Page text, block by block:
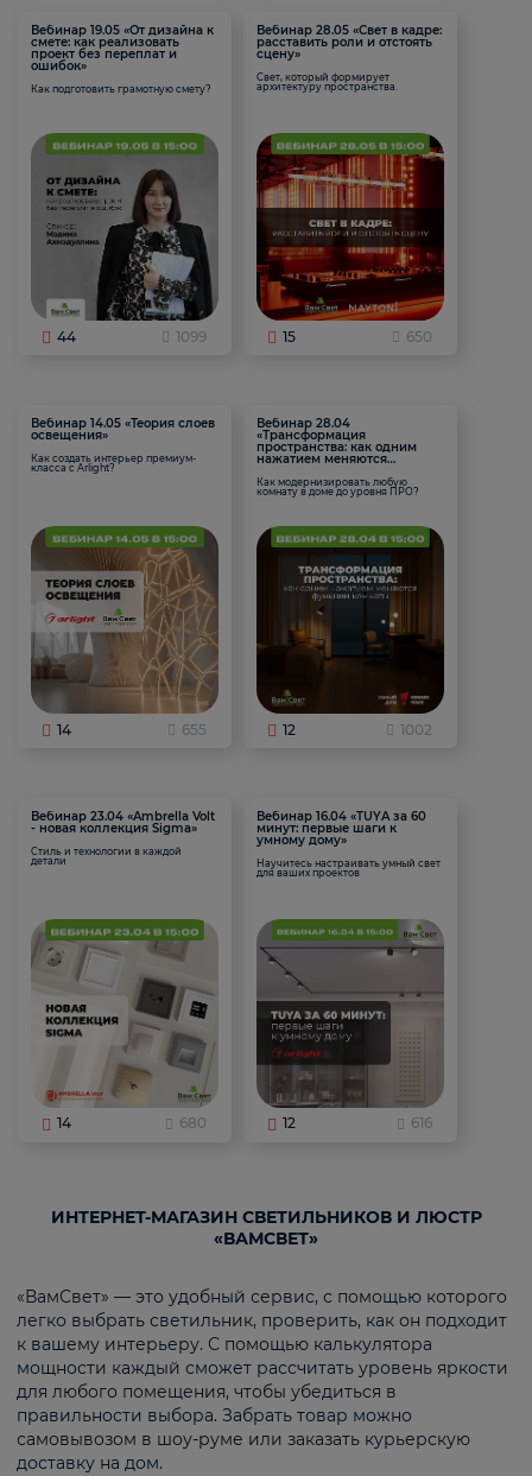
Вебинар 19.05 «От дизайна к
смете: как реализовать
проект без переплат и
ошибок»
Как подготовить грамотную смету?
44 1099
Вебинар 28.05 «Свет в кадре:
расставить роли и отстоять
сцену»
Свет, который формирует
архитектуру пространства.
15 650
Вебинар 14.05 «Теория слоев
освещения»
Как создать интерьер премиум-
класса с Arlight?
14 655
Вебинар 28.04
«Трансформация
пространства: как одним
нажатием меняются
Как модернизировать любую
комнату в доме до уровня ПРО?
12 1002
Вебинар 23.04 «Ambrella Volt
- новая коллекция Sigma»
Стиль и технологии в каждой
детали
14 680
Вебинар 16.04 «TUYA за 60
минут: первые шаги к
умному дому»
Научитесь настраивать умный свет
для ваших проектов
12 616
ИНТЕРНЕТ-МАГАЗИН СВЕТИЛЬНИКОВ И ЛЮСТР
«ВАМСВЕТ»
«ВамСвет» — это удобный сервис, с помощью которого
легко выбрать светильник, проверить, как он подходит
к вашему интерьеру. С помощью калькулятора
мощности каждый сможет рассчитать уровень яркости
для любого помещения, чтобы убедиться в
правильности выбора. Забрать товар можно
самовывозом в шоу-руме или заказать курьерскую
доставку на дом.